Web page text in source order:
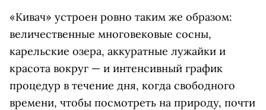
«Кивач» устроен ровно таким же образом:
величественные многовековые сосны,
карельские озера, аккуратные лужайки и
красота вокруг — и интенсивный график
процедур в течение дня, когда свободного
времени, чтобы посмотреть на природу, почти